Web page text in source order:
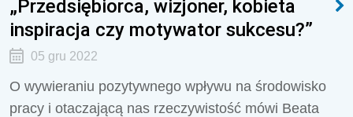
„Przedsiębiorca, wizjoner, kobieta
inspiracja czy motywator sukcesu?”
05 gru 2022
O wywieraniu pozytywnego wpływu na środowisko
pracy i otaczającą nas rzeczywistość mówi Beata